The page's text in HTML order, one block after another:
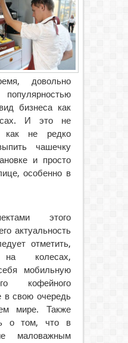
довольно
бизнеса как
И это не
как не редко
чашечку
и просто
особенно в
этого
актуальность
отметить,
колесах,
мобильную
кофейного
в свою очередь
мире. Также
о том, что в
маловажным